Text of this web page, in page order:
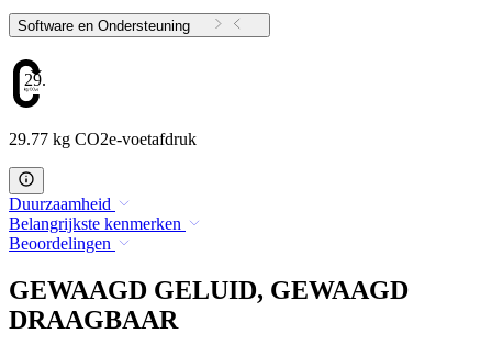
Software en Ondersteuning
29.77
29.77 kg CO2e-voetafdruk
Duurzaamheid
Belangrijkste kenmerken
Beoordelingen
GEWAAGD GELUID, GEWAAGD
DRAAGBAAR